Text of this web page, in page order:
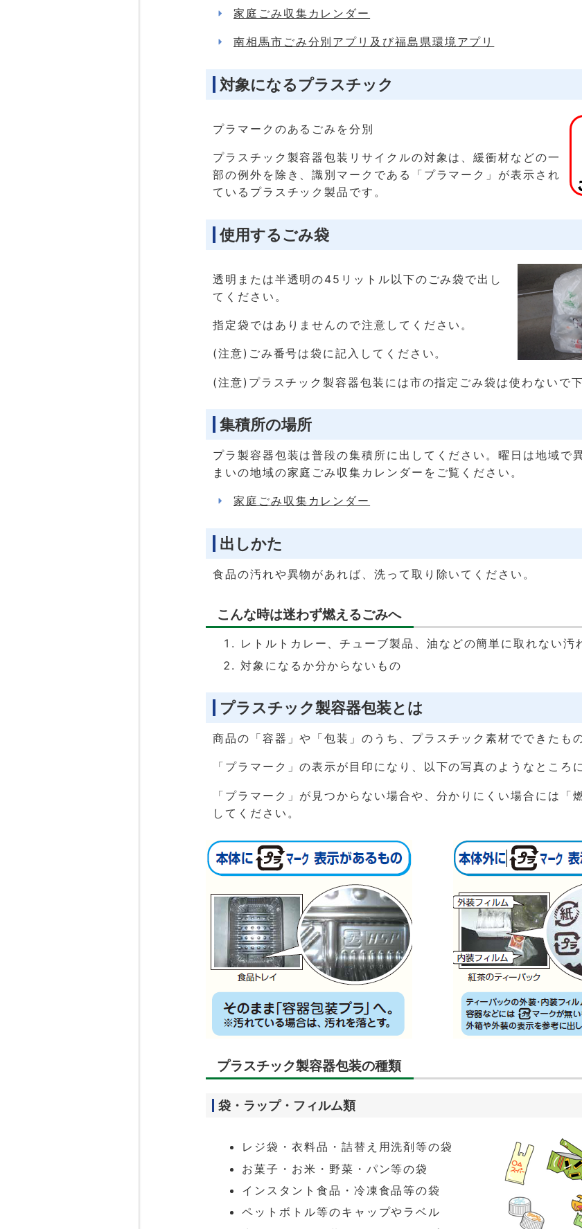
家庭ごみ収集カレンダー
南相馬市ごみ分別アプリ及び福島県環境アプリ
対象になるプラスチック
プラマークのあるごみを分別
プラスチック製容器包装リサイクルの対象は、緩衝材などの一
部の例外を除き、識別マークである「プラマーク」が表示され
ているプラスチック製品です。
使用するごみ袋
透明または半透明の45リットル以下のごみ袋で出し
てください。
指定袋ではありませんので注意してください。
(注意)ごみ番号は袋に記入してください。
(注意)プラスチック製容器包装には市の指定ごみ袋は使わないで下
集積所の場所
プラ製容器包装は普段の集積所に出してください。曜日は地域で
まいの地域の家庭ごみ収集カレンダーをご覧ください。
家庭ごみ収集カレンダー
出しかた
食品の汚れや異物があれば、洗って取り除いてください。
こんな時は迷わず燃えるごみへ
レトルトカレー、チューブ製品、油などの簡単に取れない汚
対象になるか分からないもの
プラスチック製容器包装とは
商品の「容器」や「包装」のうち、プラスチック素材でできたも
「プラマーク」の表示が目印になり、以下の写真のようなところ
「プラマーク」が見つからない場合や、分かりにくい場合には「
してください。
プラスチック製容器包装の種類
袋・ラップ・フィルム類
レジ袋・衣料品・詰替え用洗剤等の袋
お菓子・お米・野菜・パン等の袋
インスタント食品・冷凍食品等の袋
ペットボトル等のキャップやラベル